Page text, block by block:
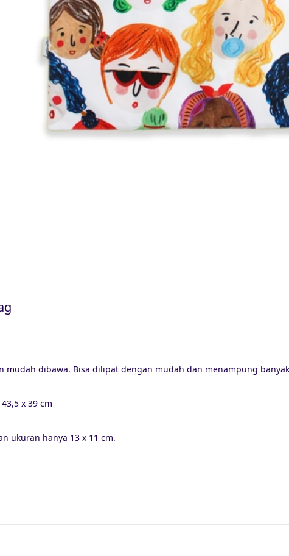
mudah dibawa. Bisa dilipat dengan mudah dan menampung
x 39 cm
ukuran hanya 13 x 11 cm.